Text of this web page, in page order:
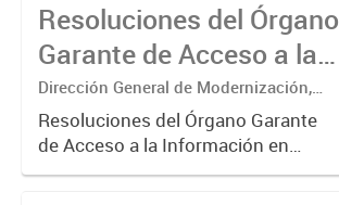
Resoluciones del Órgano
Garante de Acceso a la
Información
Dirección General de Modernización,
Sustentabilidad y Fortalecimiento
Institucional
Resoluciones del Órgano Garante
de Acceso a la Información en
ejercicio de las facultades